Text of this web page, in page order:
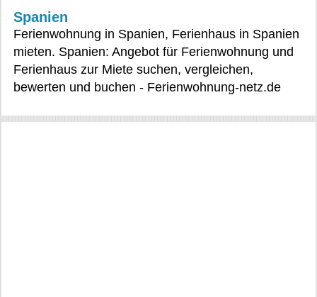
Spanien
Ferienwohnung in Spanien, Ferienhaus in Spanien
mieten. Spanien: Angebot für Ferienwohnung und
Ferienhaus zur Miete suchen, vergleichen,
bewerten und buchen - Ferienwohnung-netz.de